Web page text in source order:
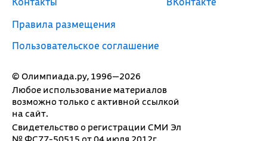
© Олимпиада.ру, 1996—2026
Любое использование материалов
возможно только с активной ссылкой
на сайт.
Свидетельство о регистрации СМИ Эл
№ ФС77-50515 от 04 июля 2012г.
Правила размещения
Пользовательское соглашение